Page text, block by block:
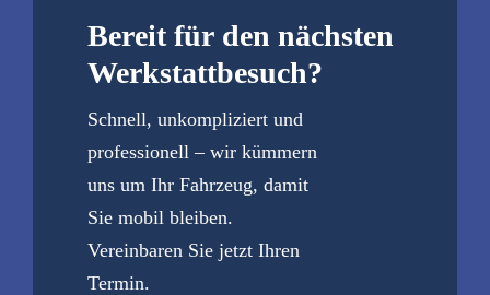
Bereit für den nächsten
Werkstattbesuch?
Schnell, unkompliziert und
professionell – wir kümmern
uns um Ihr Fahrzeug, damit
Sie mobil bleiben.
Vereinbaren Sie jetzt Ihren
Termin.